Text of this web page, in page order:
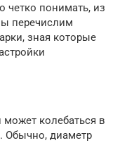
четко понимать, из
перечислим
зная которые
колебаться в
Обычно, диаметр